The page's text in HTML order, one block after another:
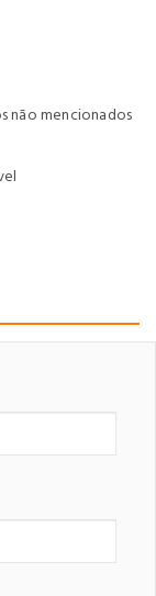
não mencionados